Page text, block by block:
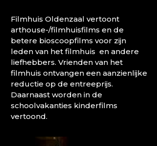
Filmhuis Oldenzaal vertoont
arthouse-/filmhuisfilms en de
betere bioscoopfilms voor zijn
leden van het filmhuis en andere
liefhebbers. Vrienden van het
filmhuis ontvangen een aanzienlijke
reductie op de entreeprijs.
Daarnaast worden in de
schoolvakanties kinderfilms
vertoond.